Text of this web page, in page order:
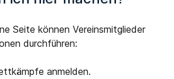
Seite können Vereinsmitglieder
durchführen:
anmelden.